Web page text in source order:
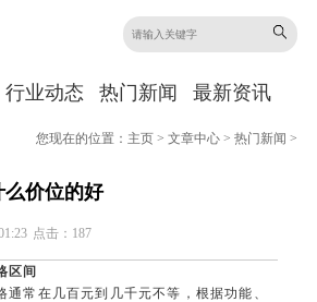
行业动态 热门新闻 最新资讯
您现在的位置： 主页 >文章中心 >热门新闻 >
价位的好
点击：187
区间
通常在几百元到几千元不等，根据功能、